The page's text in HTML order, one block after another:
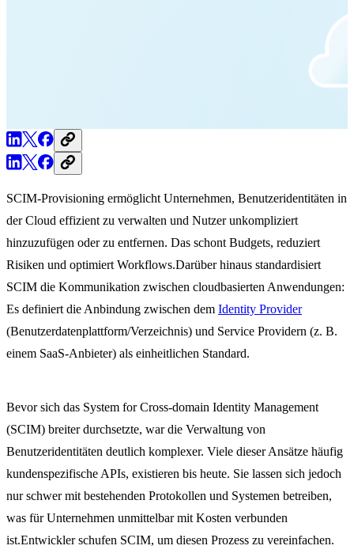
SCIM-Provisioning ermöglicht Unternehmen, Benutzeridentitäten in
der Cloud effizient zu verwalten und Nutzer unkompliziert
hinzuzufügen oder zu entfernen. Das schont Budgets, reduziert
Risiken und optimiert Workflows.Darüber hinaus standardisiert
SCIM die Kommunikation zwischen cloudbasierten Anwendungen:
Es definiert die Anbindung zwischen dem Identity Provider
(Benutzerdatenplattform/Verzeichnis) und Service Providern (z. B.
einem SaaS-Anbieter) als einheitlichen Standard.
Bevor sich das System for Cross-domain Identity Management
(SCIM) breiter durchsetzte, war die Verwaltung von
Benutzeridentitäten deutlich komplexer. Viele dieser Ansätze häufig
kundenspezifische APIs, existieren bis heute. Sie lassen sich jedoch
nur schwer mit bestehenden Protokollen und Systemen betreiben,
was für Unternehmen unmittelbar mit Kosten verbunden
ist.Entwickler schufen SCIM, um diesen Prozess zu vereinfachen.